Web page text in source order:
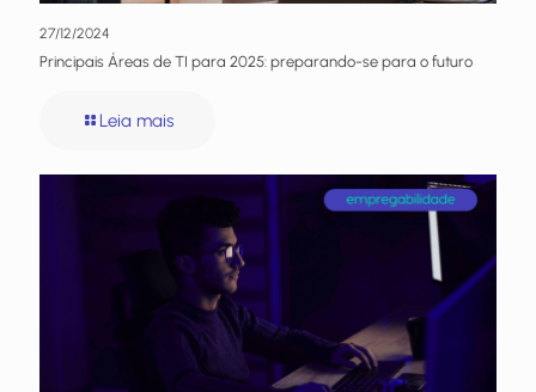
27/12/2024
Principais Áreas de TI para 2025: preparando-se para o futuro
Leia mais